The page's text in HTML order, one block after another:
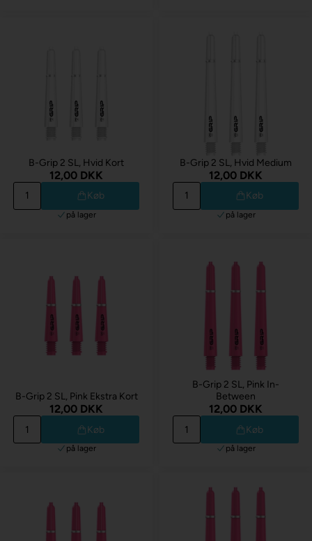
B-Grip 2 SL, Hvid Kort
12,00 DKK
Køb
på lager
B-Grip 2 SL, Hvid Medium
12,00 DKK
Køb
på lager
B-Grip 2 SL, Pink Ekstra Kort
12,00 DKK
Køb
på lager
B-Grip 2 SL, Pink In-
Between
12,00 DKK
Køb
på lager